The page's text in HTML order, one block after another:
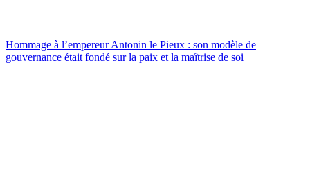
Hommage à l’empereur Antonin le Pieux : son modèle de
gouvernance était fondé sur la paix et la maîtrise de soi